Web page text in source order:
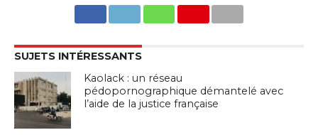
SUJETS INTÉRESSANTS
Kaolack : un réseau
pédopornographique démantelé avec
l’aide de la justice française